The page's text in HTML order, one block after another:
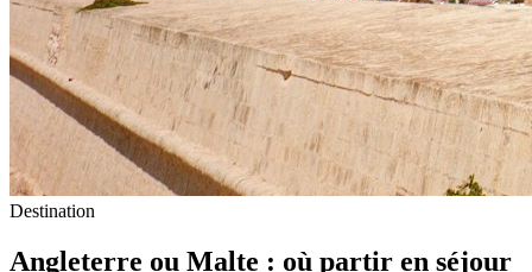
Destination
Angleterre ou Malte : où partir en séjour